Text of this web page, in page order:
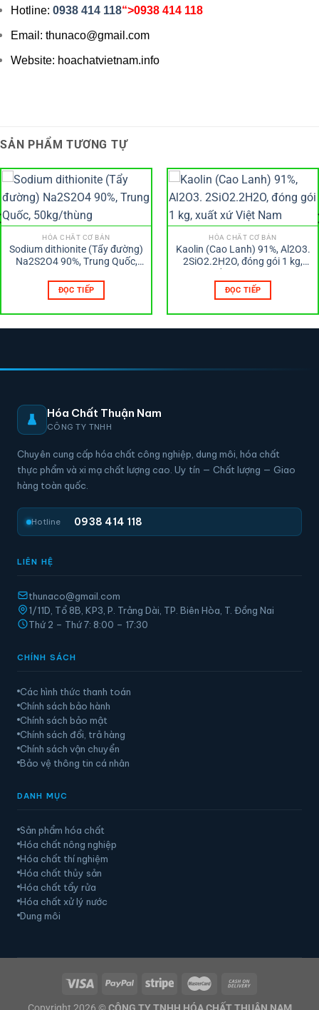
Hotline: 0938 414 118“>0938 414 118
Email: thunaco@gmail.com
Website: hoachatvietnam.info
SẢN PHẨM TƯƠNG TỰ
HÓA CHẤT CƠ BẢN
Sodium dithionite (Tẩy đường)
Na2S2O4 90%, Trung Quốc,
ĐỌC TIẾP
HÓA CHẤT CƠ BẢN
Kaolin (Cao Lanh) 91%, Al2O3.
2SiO2.2H2O, đóng gói 1 kg,
ĐỌC TIẾP
Hóa Chất Thuận Nam
CÔNG TY TNHH
Chuyên cung cấp hóa chất công nghiệp, dung môi, hóa chất
thực phẩm và xi mạ chất lượng cao. Uy tín — Chất lượng — Giao
hàng toàn quốc.
Hotline 0938 414 118
LIÊN HỆ
thunaco@gmail.com
1/11D, Tổ 8B, KP3, P. Trảng Dài, TP. Biên Hòa, T. Đồng Nai
Thứ 2 – Thứ 7: 8:00 – 17:30
CHÍNH SÁCH
Các hình thức thanh toán
Chính sách bảo hành
Chính sách bảo mật
Chính sách đổi, trả hàng
Chính sách vận chuyển
Bảo vệ thông tin cá nhân
DANH MỤC
Sản phẩm hóa chất
Hóa chất nông nghiệp
Hóa chất thí nghiệm
Hóa chất thủy sản
Hóa chất tẩy rửa
Hóa chất xử lý nước
Dung môi